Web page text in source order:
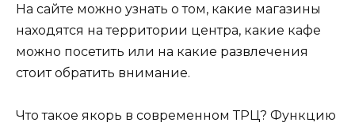
На сайте можно узнать о том, какие магазины
находятся на территории центра, какие кафе
можно посетить или на какие развлечения
стоит обратить внимание.
Что такое якорь в современном ТРЦ? Функцию